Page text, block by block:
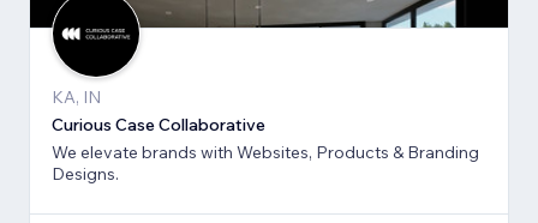
KA, IN
Curious Case Collaborative
We elevate brands with Websites, Products & Branding
Designs.